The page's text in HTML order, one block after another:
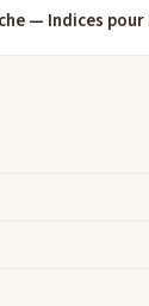
— Indices